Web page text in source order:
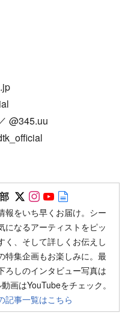
@345.uu
Follow on SNS
Follow on SNS
Follow on
報をいち早くお届け。シー
になるアーティストをピッ
く、そして詳しくお伝えし
特集企画もお楽しみに。最
ろしのインタビュー写真は
画はYouTubeをチェック。
記事一覧はこちら